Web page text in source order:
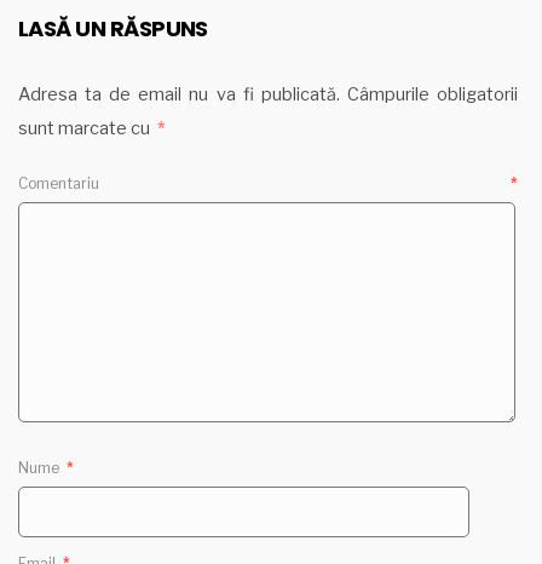
LASĂ UN RĂSPUNS
Adresa ta de email nu va fi publicată. Câmpurile obligatorii
sunt marcate cu *
Comentariu *
Nume *